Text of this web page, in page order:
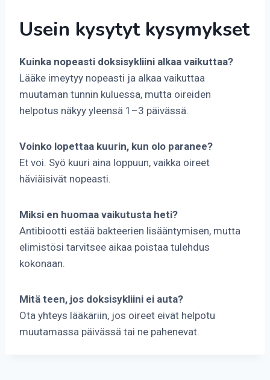
Usein kysytyt kysymykset
Kuinka nopeasti doksisykliini alkaa vaikuttaa?
Lääke imeytyy nopeasti ja alkaa vaikuttaa
muutaman tunnin kuluessa, mutta oireiden
helpotus näkyy yleensä 1–3 päivässä.
Voinko lopettaa kuurin, kun olo paranee?
Et voi. Syö kuuri aina loppuun, vaikka oireet
häviäisivät nopeasti.
Miksi en huomaa vaikutusta heti?
Antibiootti estää bakteerien lisääntymisen, mutta
elimistösi tarvitsee aikaa poistaa tulehdus
kokonaan.
Mitä teen, jos doksisykliini ei auta?
Ota yhteys lääkäriin, jos oireet eivät helpotu
muutamassa päivässä tai ne pahenevat.